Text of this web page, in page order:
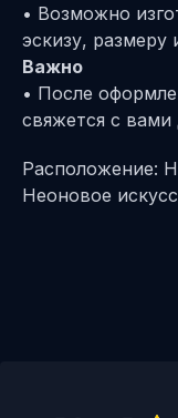
• Возможно
эскизу, размеру
Важно
• После
свяжется с вами
Расположение:
Неоновое